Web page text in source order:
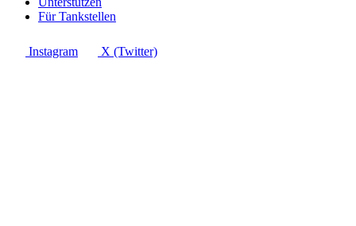
Für Tankstellen
Instagram X (Twitter)